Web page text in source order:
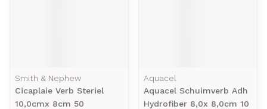
Smith & Nephew
Cicaplaie Verb Steriel
10,0cmx 8cm 50
Aquacel
Aquacel Schuimverb Adh
Hydrofiber 8,0x 8,0cm 10